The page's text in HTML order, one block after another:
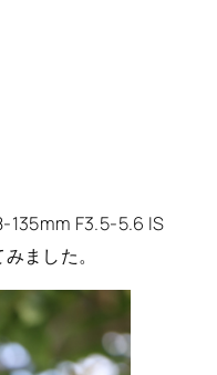
135mm F3.5-5.6 IS
ました。